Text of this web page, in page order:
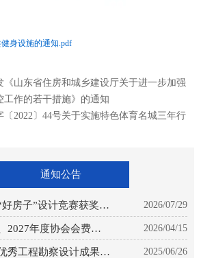
身设施的通知.pdf
《山东省住房和城乡建设厅关于进一步加强
工作的若干措施》的通知
〔2022〕44号关于实施特色体育名城三年行
通知公告
房子”设计竞赛获奖项
2026/07/29
2027年度协会会费的通
2026/04/15
秀工程勘察设计成果评
2025/06/26